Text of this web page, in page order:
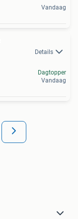
Vandaag
Details
Dagtopper
Vandaag